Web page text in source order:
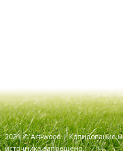
2021 ©Art-wood |Копирование
источника запрещено.